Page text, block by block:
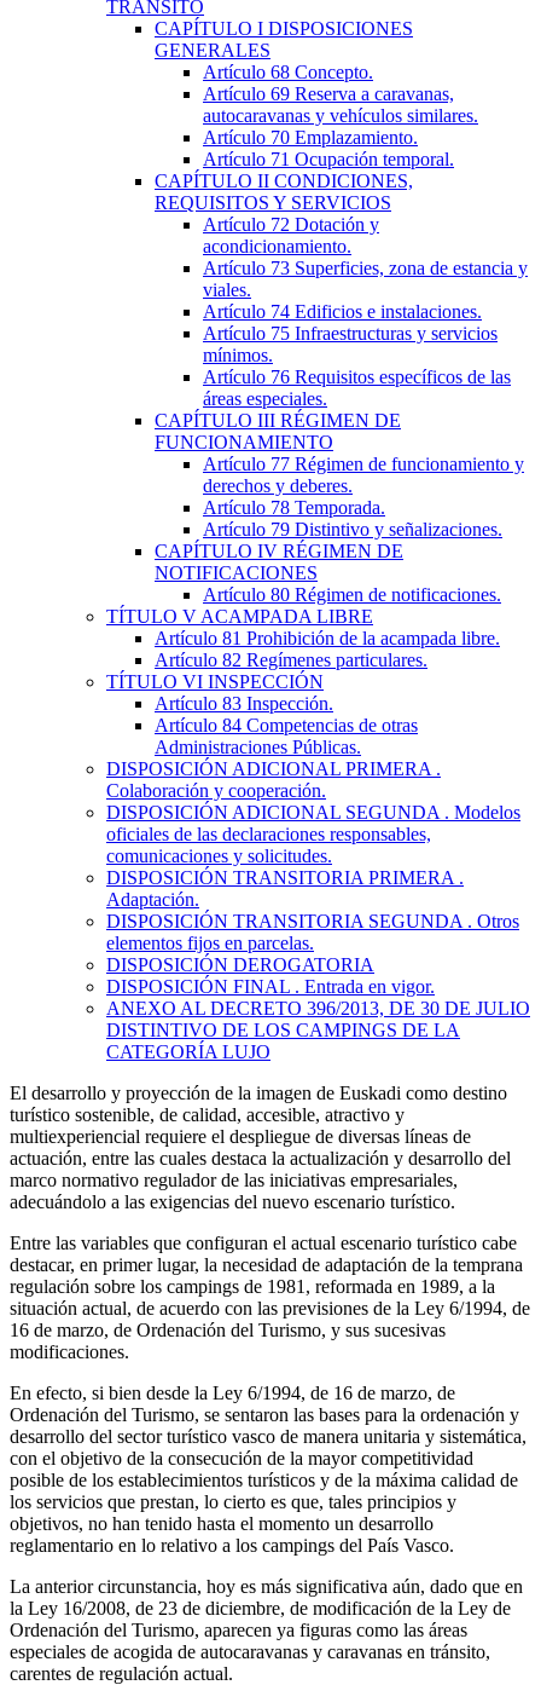
TRÁNSITO
CAPÍTULO I DISPOSICIONES
GENERALES
Artículo 68 Concepto.
Artículo 69 Reserva a caravanas,
autocaravanas y vehículos similares.
Artículo 70 Emplazamiento.
Artículo 71 Ocupación temporal.
CAPÍTULO II CONDICIONES,
REQUISITOS Y SERVICIOS
Artículo 72 Dotación y
acondicionamiento.
Artículo 73 Superficies, zona de estancia y
viales.
Artículo 74 Edificios e instalaciones.
Artículo 75 Infraestructuras y servicios
mínimos.
Artículo 76 Requisitos específicos de las
áreas especiales.
CAPÍTULO III RÉGIMEN DE
FUNCIONAMIENTO
Artículo 77 Régimen de funcionamiento y
derechos y deberes.
Artículo 78 Temporada.
Artículo 79 Distintivo y señalizaciones.
CAPÍTULO IV RÉGIMEN DE
NOTIFICACIONES
Artículo 80 Régimen de notificaciones.
TÍTULO V ACAMPADA LIBRE
Artículo 81 Prohibición de la acampada libre.
Artículo 82 Regímenes particulares.
TÍTULO VI INSPECCIÓN
Artículo 83 Inspección.
Artículo 84 Competencias de otras
Administraciones Públicas.
DISPOSICIÓN ADICIONAL PRIMERA .
Colaboración y cooperación.
DISPOSICIÓN ADICIONAL SEGUNDA . Modelos
oficiales de las declaraciones responsables,
comunicaciones y solicitudes.
DISPOSICIÓN TRANSITORIA PRIMERA .
Adaptación.
DISPOSICIÓN TRANSITORIA SEGUNDA . Otros
elementos fijos en parcelas.
DISPOSICIÓN DEROGATORIA
DISPOSICIÓN FINAL . Entrada en vigor.
ANEXO AL DECRETO 396/2013, DE 30 DE JULIO
DISTINTIVO DE LOS CAMPINGS DE LA
CATEGORÍA LUJO
El desarrollo y proyección de la imagen de Euskadi como destino
turístico sostenible, de calidad, accesible, atractivo y
multiexperiencial requiere el despliegue de diversas líneas de
actuación, entre las cuales destaca la actualización y desarrollo del
marco normativo regulador de las iniciativas empresariales,
adecuándolo a las exigencias del nuevo escenario turístico.
Entre las variables que configuran el actual escenario turístico cabe
destacar, en primer lugar, la necesidad de adaptación de la temprana
regulación sobre los campings de 1981, reformada en 1989, a la
situación actual, de acuerdo con las previsiones de la Ley 6/1994, de
16 de marzo, de Ordenación del Turismo, y sus sucesivas
modificaciones.
En efecto, si bien desde la Ley 6/1994, de 16 de marzo, de
Ordenación del Turismo, se sentaron las bases para la ordenación y
desarrollo del sector turístico vasco de manera unitaria y sistemática,
con el objetivo de la consecución de la mayor competitividad
posible de los establecimientos turísticos y de la máxima calidad de
los servicios que prestan, lo cierto es que, tales principios y
objetivos, no han tenido hasta el momento un desarrollo
reglamentario en lo relativo a los campings del País Vasco.
La anterior circunstancia, hoy es más significativa aún, dado que en
la Ley 16/2008, de 23 de diciembre, de modificación de la Ley de
Ordenación del Turismo, aparecen ya figuras como las áreas
especiales de acogida de autocaravanas y caravanas en tránsito,
carentes de regulación actual.